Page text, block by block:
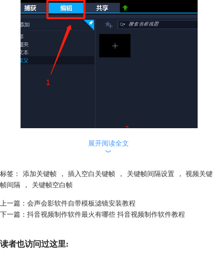
图1：3D标题编辑器
选择“位置”，并将鼠标指针移至要插入关键帧的地方，点击“插入关键
展开阅读全文
︾
标签： 添加关键帧 ， 插入空白关键帧 ， 关键帧间隔设置 ，
视频关键
帧间隔
， 关键帧空白帧
上一篇： 会声会影软件自带模板滤镜安装教程
下一篇： 抖音视频制作软件最火有哪些 抖音视频制作软件教程
读者也访问过这里: